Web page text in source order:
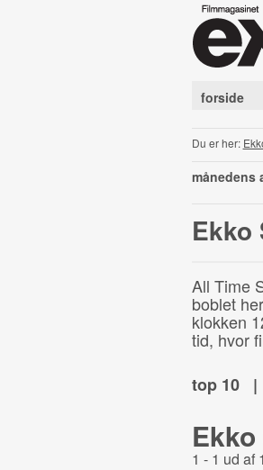
forside
Du er her:
månedens
All Time
boblet
klokken
tid, hvor
top 10
|
1 - 1 ud af